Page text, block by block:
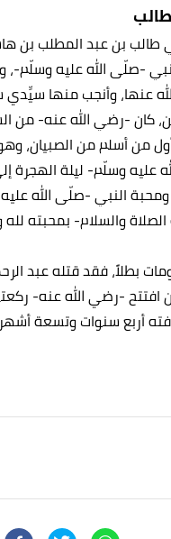
بن عبد المطلب بن
-صلّى الله عليه وسلّم-،
عنها، وأنجب منها سيِّدي
كان -رضي الله عنه- من
من أسلم من الصبيان،
عليه وسلّم- ليلة الهجرة
ومحبة النبي -صلّى الله
والسلام- بمحبته لله
بطلاً، فقد قتله عبد
افتتح -رضي الله عنه-
أربع سنوات وتسعة أشهر